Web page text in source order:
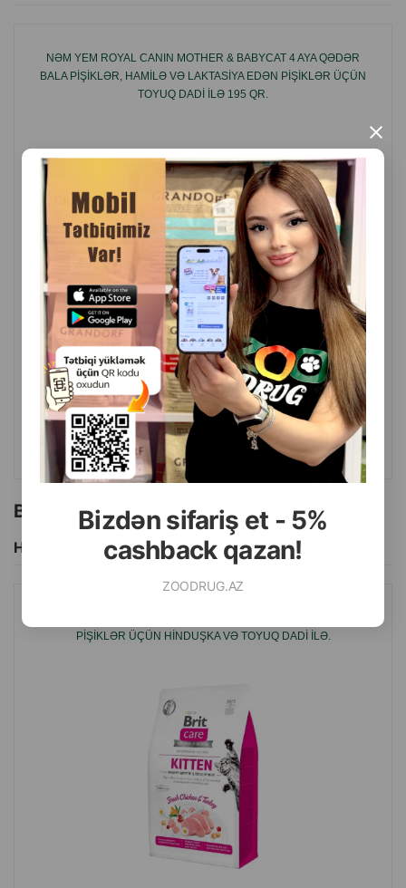
Bizdən sifariş et - 5%
cashback qazan!
ZOODRUG.AZ
×
sidik yollarının xəstəliklərinin qarşısını almağa kömək edir.
NƏM YEM ROYAL CANIN MOTHER & BABYCAT 4 AYA QƏDƏR
BALA PIŞIKLƏR, HAMILƏ VƏ LAKTASIYA EDƏN PIŞIKLƏR ÜÇÜN
TOYUQ DADI ILƏ 195 QR.
( Rəylər)
Çəki Qiymət
Almaq
1 ədəd
7.50
ALMAQ
Bu brendin başqa məhsulları
Hamısını Gör
PIŞIKLƏR ÜÇÜN HINDUŞKA VƏ TOYUQ DADI ILƏ.